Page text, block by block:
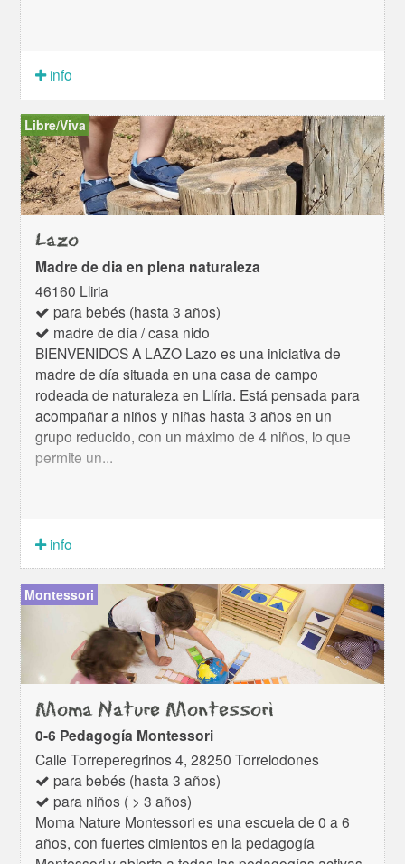
info
Libre/Viva
Lazo
Madre de dia en plena naturaleza
46160 Lliria
para bebés (hasta 3 años)
madre de día / casa nido
BIENVENIDOS A LAZO Lazo es una iniciativa de
madre de día situada en una casa de campo
rodeada de naturaleza en Llíria. Está pensada para
acompañar a niños y niñas hasta 3 años en un
grupo reducido, con un máximo de 4 niños, lo que
permite un...
info
Montessori
Moma Nature Montessori
0-6 Pedagogía Montessori
Calle Torreperegrinos 4, 28250 Torrelodones
para bebés (hasta 3 años)
para niños ( > 3 años)
Moma Nature Montessori es una escuela de 0 a 6
años, con fuertes cimientos en la pedagogía